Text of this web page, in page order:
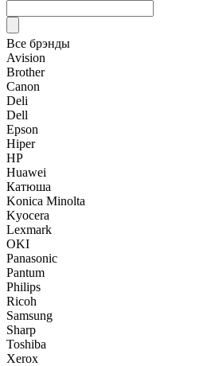
Все брэнды
Avision
Brother
Canon
Deli
Dell
Epson
Hiper
HP
Huawei
Катюша
Konica Minolta
Kyocera
Lexmark
OKI
Panasonic
Pantum
Philips
Ricoh
Samsung
Sharp
Toshiba
Xerox